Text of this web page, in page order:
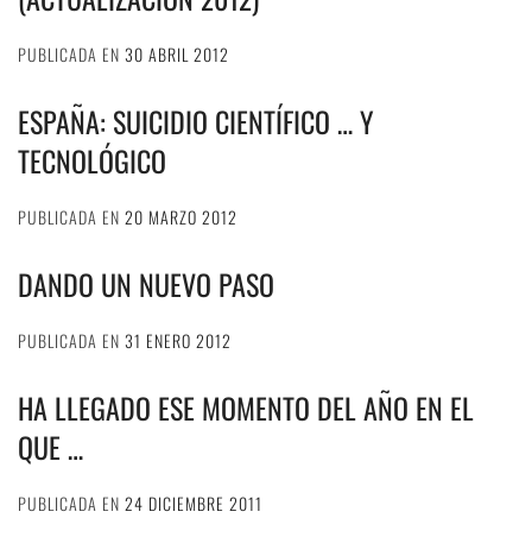
PUBLICADA EN 30 ABRIL 2012
ESPAÑA: SUICIDIO CIENTÍFICO … Y
TECNOLÓGICO
PUBLICADA EN 20 MARZO 2012
DANDO UN NUEVO PASO
PUBLICADA EN 31 ENERO 2012
HA LLEGADO ESE MOMENTO DEL AÑO EN EL
QUE …
PUBLICADA EN 24 DICIEMBRE 2011